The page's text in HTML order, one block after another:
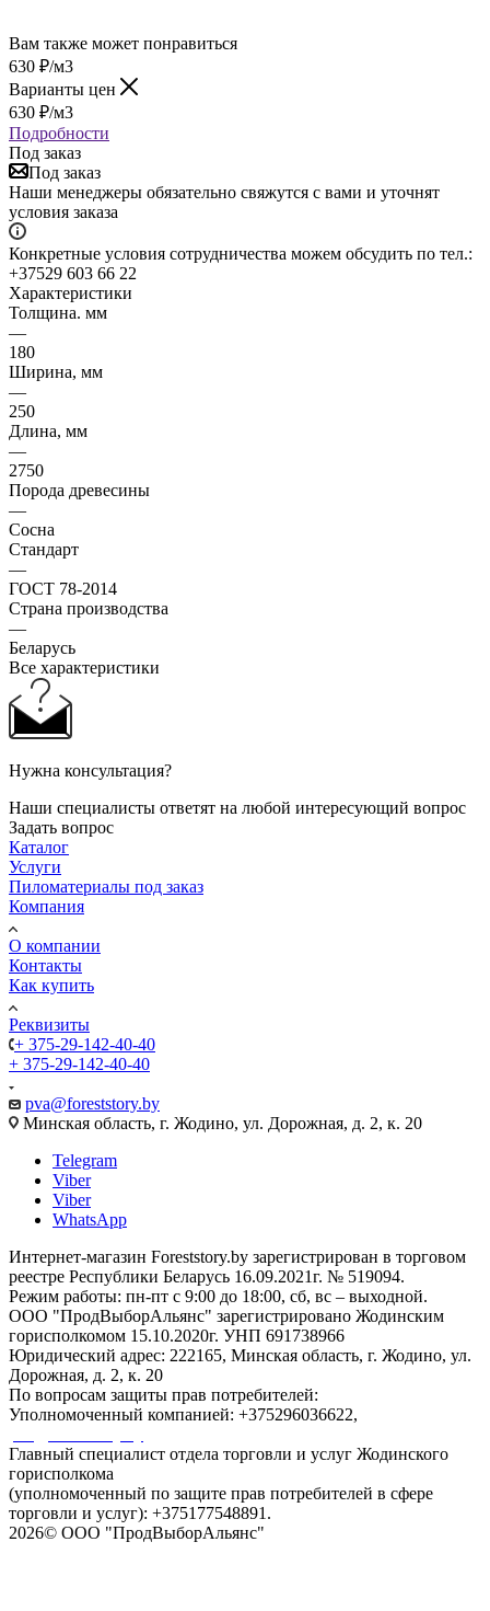
Вам также может понравиться
630 ₽/м3
Варианты цен
630 ₽/м3
Подробности
Под заказ
Под заказ
Наши менеджеры обязательно свяжутся с вами и уточнят
условия заказа
Конкретные условия сотрудничества можем обсудить по тел.:
+37529 603 66 22
Характеристики
Толщина. мм
—
180
Ширина, мм
—
250
Длина, мм
—
2750
Порода древесины
—
Сосна
Стандарт
—
ГОСТ 78-2014
Страна производства
—
Беларусь
Все характеристики
Нужна консультация?
Наши специалисты ответят на любой интересующий вопрос
Задать вопрос
Каталог
Услуги
Пиломатериалы под заказ
Компания
О компании
Контакты
Как купить
Реквизиты
+ 375-29-142-40-40
+ 375-29-142-40-40
pva@foreststory.by
Минская область, г. Жодино, ул. Дорожная, д. 2, к. 20
Telegram
Viber
Viber
WhatsApp
Интернет-магазин Foreststory.by зарегистрирован в торговом
реестре Республики Беларусь 16.09.2021г. № 519094.
Режим работы: пн-пт с 9:00 до 18:00, сб, вс – выходной.
ООО "ПродВыборАльянс" зарегистрировано Жодинским
горисполкомом 15.10.2020г. УНП 691738966
Юридический адрес: 222165, Минская область, г. Жодино, ул.
Дорожная, д. 2, к. 20
По вопросам защиты прав потребителей:
Уполномоченный компанией: +375296036622,
Главный специалист отдела торговли и услуг Жодинского
горисполкома
(уполномоченный по защите прав потребителей в сфере
торговли и услуг): +375177548891.
2026© ООО "ПродВыборАльянс"